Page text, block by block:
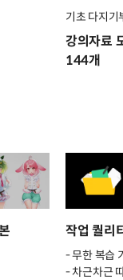
기초 다지기
강의자료
144개
작업 퀄리
- 무한 복습
- 차근차근